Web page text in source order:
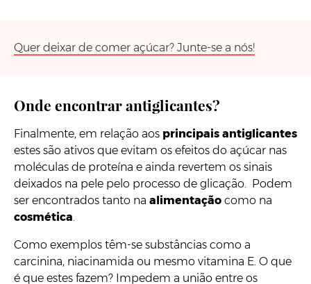
Quer deixar de comer açúcar? Junte-se a nós!
Onde encontrar antiglicantes?
Finalmente, em relação aos principais antiglicantes
estes são ativos que evitam os efeitos do açúcar nas
moléculas de proteína e ainda revertem os sinais
deixados na pele pelo processo de glicação. Podem
ser encontrados tanto na alimentação como na
cosmética
Como exemplos têm-se substâncias como a
carcinina, niacinamida ou mesmo vitamina E. O que
é que estes fazem? Impedem a união entre os